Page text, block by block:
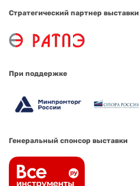
Стратегический партнер выставки
При поддержке
Генеральный спонсор выставки